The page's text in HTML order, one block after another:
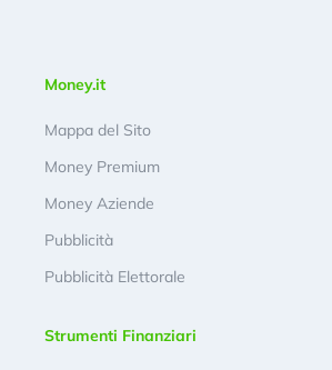
Money.it
Mappa del Sito
Money Premium
Money Aziende
Pubblicità
Pubblicità Elettorale
Strumenti Finanziari